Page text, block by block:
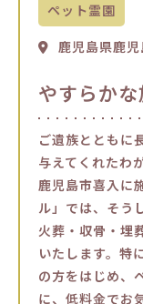
ペット霊園
鹿児島県鹿
やすらか
ご遺族とともに
与えてくれたわ
鹿児島市喜入に
ル」では、そう
火葬・収骨・埋
いたします。特
の方をはじめ、
に、低料金でお